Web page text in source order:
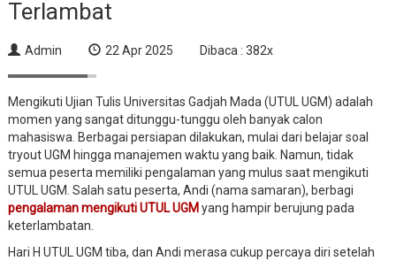
Terlambat
Admin 22 Apr 2025 Dibaca : 382x
Mengikuti Ujian Tulis Universitas Gadjah Mada (UTUL UGM) adalah
momen yang sangat ditunggu-tunggu oleh banyak calon
mahasiswa. Berbagai persiapan dilakukan, mulai dari belajar soal
tryout UGM hingga manajemen waktu yang baik. Namun, tidak
semua peserta memiliki pengalaman yang mulus saat mengikuti
UTUL UGM. Salah satu peserta, Andi (nama samaran), berbagi
pengalaman mengikuti UTUL UGM yang hampir berujung pada
keterlambatan.
Hari H UTUL UGM tiba, dan Andi merasa cukup percaya diri setelah